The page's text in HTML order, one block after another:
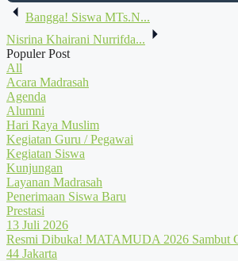
Navigasi
pos
Bangga! Siswa MTs.N...
Nisrina Khairani Nurrifda...
Populer Post
All
Acara Madrasah
Agenda
Alumni
Hari Raya Muslim
Kegiatan Guru / Pegawai
Kegiatan Siswa
Kunjungan
Layanan Madrasah
Penerimaan Siswa Baru
Prestasi
13 Juli 2026
Resmi Dibuka! MATAMUDA 2026 Sambut
44 Jakarta